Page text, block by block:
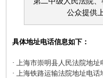
公众提供
具体地址电话信息如下：
· 上海市崇明县人民法院地址
· 上海铁路运输法院地址电话